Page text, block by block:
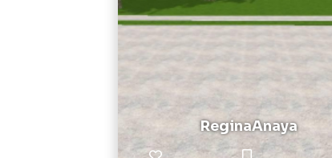
ReginaAnaya